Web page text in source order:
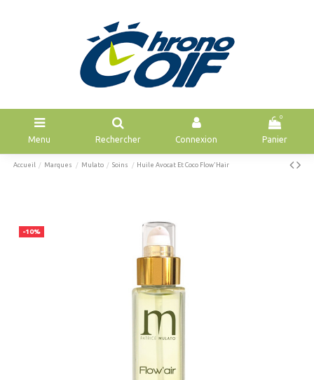
Menu Rechercher Connexion
0
Panier
Accueil Marques Mulato Soins Huile Avocat Et Coco Flow'Hair
-10%